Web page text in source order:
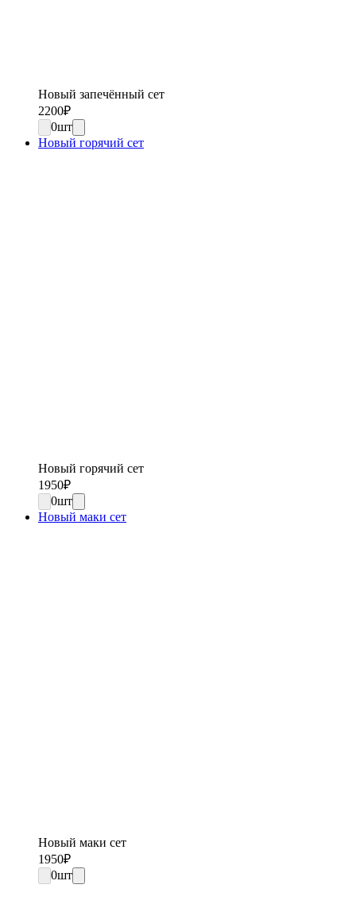
Новый запечённый сет
2200₽
0шт
Новый горячий сет
Новый горячий сет
1950₽
0шт
Новый маки сет
Новый маки сет
1950₽
0шт